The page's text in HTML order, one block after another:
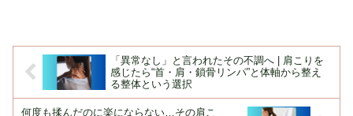
「異常なし」と言われたその不調へ | 肩こりを
感じたら“首・肩・鎖骨リンパ”と体軸から整え
る整体という選択
何度も揉んだのに楽にならない…その肩こ